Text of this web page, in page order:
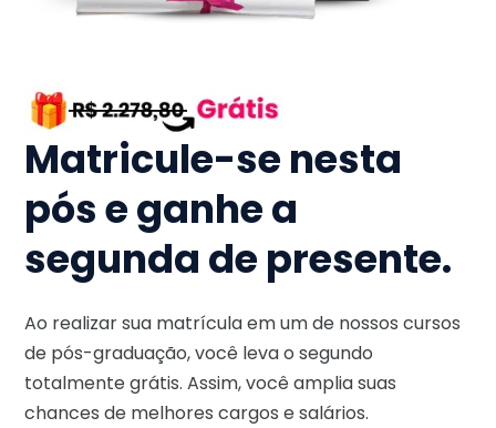
Matricule-se nesta
pós e ganhe a
segunda de presente.
Ao realizar sua matrícula em um de nossos cursos
de pós-graduação, você leva o segundo
totalmente grátis. Assim, você amplia suas
chances de melhores cargos e salários.